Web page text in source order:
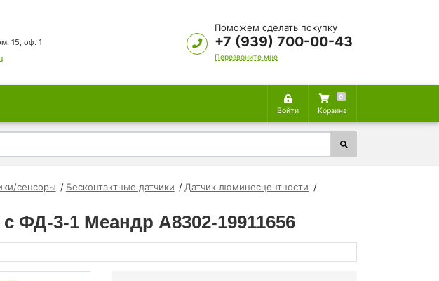
15, оф. 1
Поможем сделать покупку
+7 (939) 700-00-43
Перезвоните мне
Войти
0
Корзина
сенсоры Бесконтактные датчики
Датчик люминесцентности
ФД-3-1 Меандр A8302-19911656